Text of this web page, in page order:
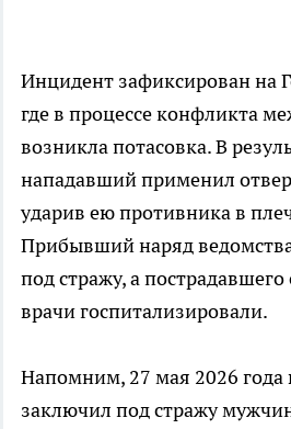
Инцидент зафиксирован на
где в процессе конфликта
возникла потасовка. В
нападавший применил
ударив ею противника в
Прибывший наряд
под стражу, а пострадавшего
врачи госпитализировали.
Напомним, 27 мая 2026 года
заключил под стражу